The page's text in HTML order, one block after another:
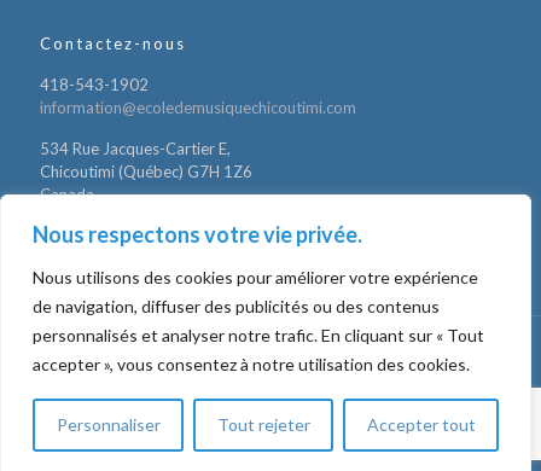
Nous respectons votre vie privée.
Nous utilisons des cookies pour améliorer votre expérience
de navigation, diffuser des publicités ou des contenus
personnalisés et analyser notre trafic. En cliquant sur « Tout
accepter », vous consentez à notre utilisation des cookies.
Personnaliser Tout rejeter Accepter tout
Contactez-nous
418-543-1902
information@ecoledemusiquechicoutimi.com
534 Rue Jacques-Cartier E,
Chicoutimi (Québec) G7H 1Z6
Canada
Tous droits réservés - École de musique de Chicoutimi -Politique